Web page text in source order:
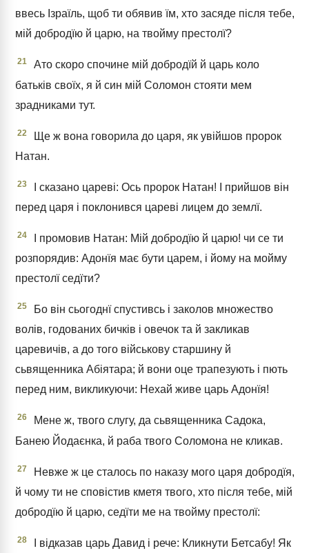
ввесь Ізраїль, щоб ти обявив їм, хто засяде після тебе,
мій добродїю й царю, на твойму престолї?
21
Ато скоро спочине мій добродїй й царь коло
батьків своїх, я й син мій Соломон стояти мем
зрадниками тут.
22
Ще ж вона говорила до царя, як увійшов пророк
Натан.
23
І сказано цареві: Ось пророк Натан! І прийшов він
перед царя і поклонився цареві лицем до землї.
24
І промовив Натан: Мій добродїю й царю! чи се ти
розпорядив: Адонїя має бути царем, і йому на мойму
престолї седїти?
25
Бо він сьогоднї спустивсь і заколов множество
волів, годованих бичків і овечок та й закликав
царевичів, а до того військову старшину й
сьвященника Абіятара; й вони оце трапезують і пють
перед ним, викликуючи: Нехай живе царь Адонїя!
26
Мене ж, твого слугу, да сьвященника Садока,
Банею Йодаєнка, й раба твого Соломона не кликав.
27
Невже ж це сталось по наказу мого царя добродїя,
й чому ти не сповістив кметя твого, хто після тебе, мій
добродїю й царю, седїти ме на твойму престолї:
28 І відказав царь Давид і рече: Кликнути Бетсабу! Як